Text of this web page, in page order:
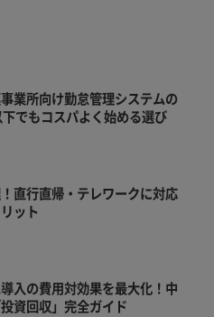
業所向け勤怠管理システムの
でもコスパよく始める選び
直行直帰・テレワークに対応
ット
入の費用対効果を最大化！中
資回収」完全ガイド